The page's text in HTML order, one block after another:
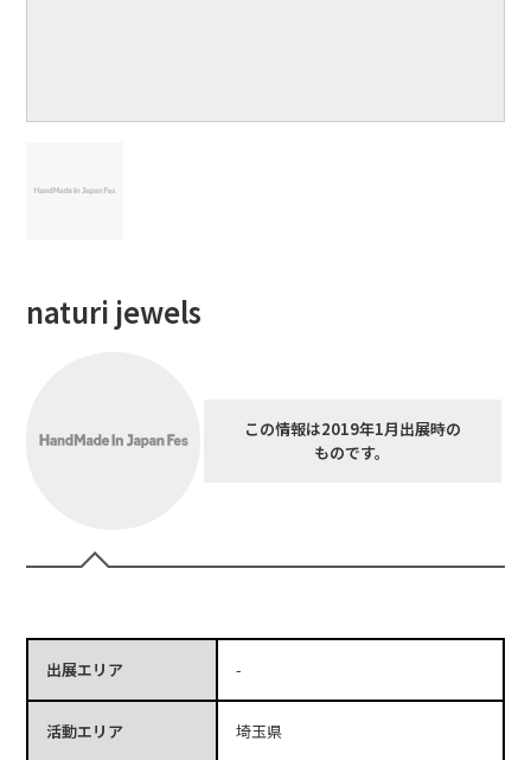
naturi jewels
この情報は2019年1月出展時の
ものです。
出展エリア -
活動エリア 埼玉県